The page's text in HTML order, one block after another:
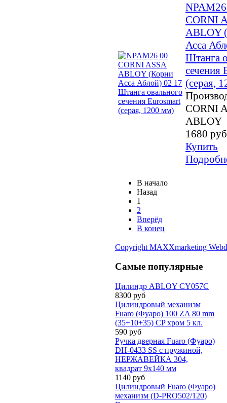
CORNI
ABLOY
Асса
Штанга
сечения
(серая,
CORNI
ABLOY
1680 руб
Купить
В начало
Назад
1
2
Вперёд
В конец
Copyright MAXXmarketing
Самые популярные
Цилиндр ABLOY CY057С
8300 руб
Цилиндровый механизм
Fuaro (Фуаро) 100 ZA 80 mm
(35+10+35) CP хром 5 кл.
590 руб
Ручка дверная Fuaro (Фуаро)
DH-0433 SS с пружиной,
НЕРЖАВЕЙКА 304,
квадрат 9x140 мм
1140 руб
Цилиндровый Fuaro (Фуаро)
механизм (D-PRO502/120)